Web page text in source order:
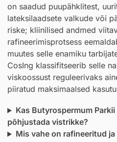
on saadud puupähklitest,
lateksilaadsete valkude või
riske; kliinilised andmed
rafineerimisprotsess
muutes selle enamiku
CosIng klassifitseerib selle
viskoossust reguleerivaks
piiratud maksimaalsed
Kas Butyrospermum
põhjustada vistrikke?
Mis vahe on rafineeritud